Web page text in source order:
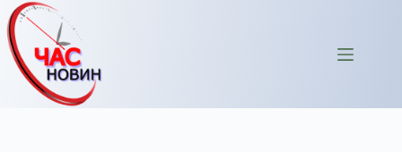
Перейти
до
вмісту